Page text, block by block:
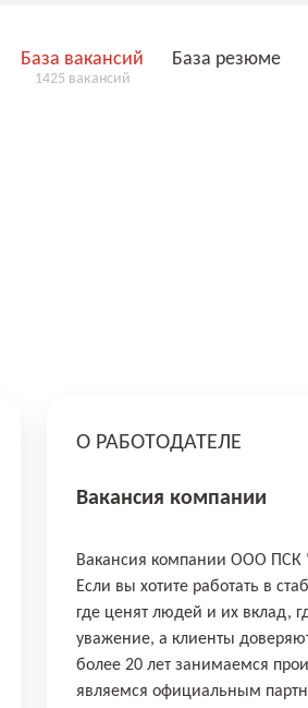
База вакансий
1425 вакансий
База резюме
О РАБОТОДАТЕЛЕ
Вакансия компании
Вакансия компании ООО
Если вы хотите работать в
где ценят людей и их вклад,
уважение, а клиенты
более 20 лет занимаемся
являемся официальным